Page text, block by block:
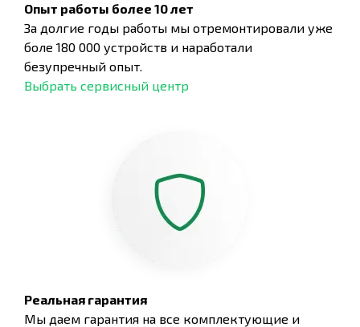
Опыт работы более 10 лет
За долгие годы работы мы отремонтировали уже
боле 180 000 устройств и наработали
безупречный опыт.
Выбрать сервисный центр
Реальная гарантия
Мы даем гарантия на все комплектующие и